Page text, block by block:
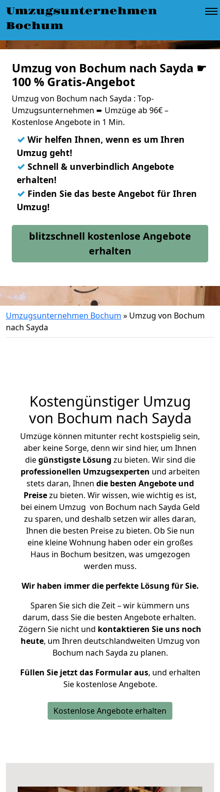
Umzugsunternehmen
Bochum
Umzug von Bochum nach Sayda ☛
100 % Gratis-Angebot
Umzug von Bochum nach Sayda : Top-
Umzugsunternehmen ➨ Umzüge ab 96€ –
Kostenlose Angebote in 1 Min.
✓ Wir helfen Ihnen, wenn es um Ihren
Umzug geht!
✓ Schnell & unverbindlich Angebote
erhalten!
✓ Finden Sie das beste Angebot für Ihren
Umzug!
blitzschnell kostenlose Angebote
erhalten
Umzugsunternehmen Bochum » Umzug von Bochum
nach Sayda
Kostengünstiger Umzug
von Bochum nach Sayda
Umzüge können mitunter recht kostspielig sein,
aber keine Sorge, denn wir sind hier, um Ihnen
diegünstigste Lösung zu bieten. Wir sind die
professionellen Umzugsexperten und arbeiten
stets daran, Ihnen die besten Angebote und
Preisezu bieten. Wir wissen, wie wichtig es ist,
bei einem Umzug von Bochum nach Sayda Geld
zu sparen, und deshalb setzen wir alles daran,
Ihnen die besten Preise zu bieten. Ob Sie nun
eine kleine Wohnung haben oder ein großes
Haus in Bochum besitzen, was umgezogen
werden muss.
Wir haben immer die perfekte Lösung für Sie.
Sparen Sie sich die Zeit – wir kümmern uns
darum, dass Sie die besten Angebote erhalten.
Zögern Sie nicht und kontaktieren Sie uns noch
heute, um Ihren deutschlandweiten Umzug von
Bochum nach Sayda zu planen.
Füllen Sie jetzt das Formular aus, und erhalten
Sie kostenlose Angebote.
Kostenlose Angebote erhalten